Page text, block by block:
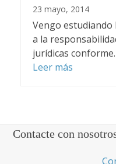
23 mayo, 2014
Vengo estudiando
a la
jurídicas
Leer más
Contacte con